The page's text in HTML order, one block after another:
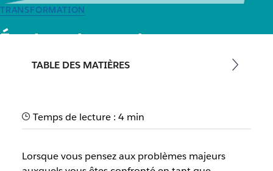
TRANSFORMATION
Équipe de services
informatiques : repenser le
Grâce à notre nouveau guide, découvrez de quelle façon les
nouveau monde du travail
TABLE DES MATIÈRES
Temps de lecture : 4 min
Lorsque vous pensez aux problèmes majeurs